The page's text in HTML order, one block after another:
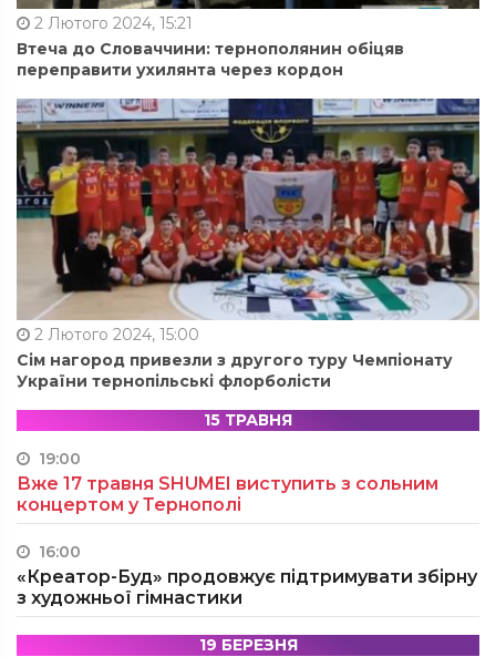
2 Лютого 2024, 15:21
Втеча до Словаччини: тернополянин обіцяв
переправити ухилянта через кордон
2 Лютого 2024, 15:00
Сім нагород привезли з другого туру Чемпіонату
України тернопільські флорболісти
15 ТРАВНЯ
19:00
Вже 17 травня SHUMEI виступить з сольним
концертом у Тернополі
16:00
«Креатор-Буд» продовжує підтримувати збірну
з художньої гімнастики
19 БЕРЕЗНЯ